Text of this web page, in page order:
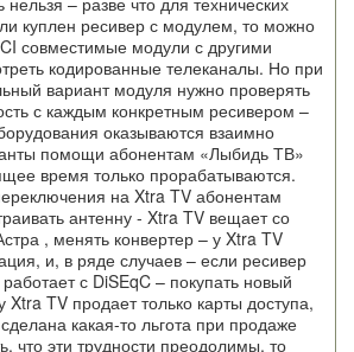
куплен ресивер с модулем, то можно
CI совместимые модули с другими
кодированные телеканалы. Но при
вариант модуля нужно проверять
с каждым конкретным ресивером –
оказываются взаимно
помощи абонентам «Лыбидь ТВ»
время только прорабатываются.
на Xtra TV абонентам
антенну - Xtra TV вещает со
, менять конвертер – у Xtra TV
и, в ряде случаев – если ресивер
с DiSEqC – покупать новый
Xtra TV продает только карты доступа,
какая-то льгота при продаже
что эти трудности преодолимы, то